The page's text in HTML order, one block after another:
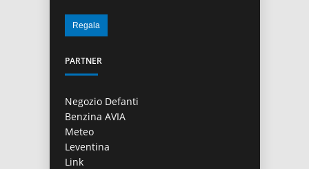
PARTNER
Negozio Defanti
Benzina AVIA
Meteo
Leventina
Link